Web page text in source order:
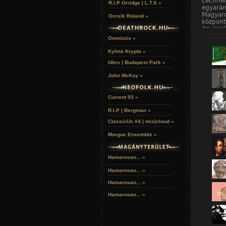
Az
igazán.
Séták,
nem
sétát,
dátum
ami
R.I.P Orridge | L.T.S »
Orcsik Roland »
Omniozis »
Kylmä Krypta »
Idles | Budapest Park »
John McKay »
Current 93 »
R.I.P | Bergman »
ClassicUs #4 | mix|cloud »
Morgue Ensemble »
Hamarosan... »
Hamarosan... »
Hamarosan... »
Hamarosan... »